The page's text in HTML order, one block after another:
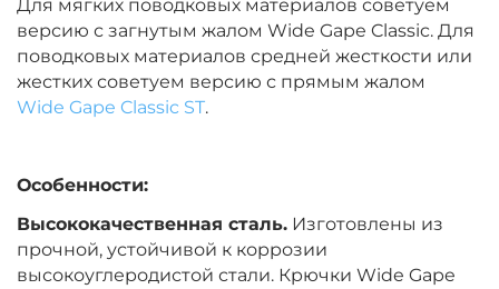
Для мягких поводковых материалов советуем
версию с загнутым жалом Wide Gape Classic. Для
поводковых материалов средней жесткости или
жестких советуем версию с прямым жалом
Wide Gape Classic ST.
Особенности:
Высококачественная сталь. Изготовлены из
прочной, устойчивой к коррозии
высокоуглеродистой стали. Крючки Wide Gape